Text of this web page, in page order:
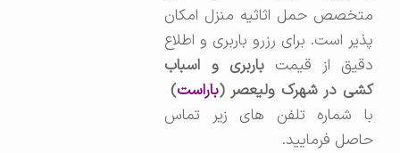
متخصص حمل اثاثیه منزل امکان
پذیر است. برای رزرو باربری و اطلاع
دقیق از قیمتباربری و اسباب
کشی در شهرک ولیعصر (باراست)
با شماره تلفن های زیر تماس
حاصل فرمایید.